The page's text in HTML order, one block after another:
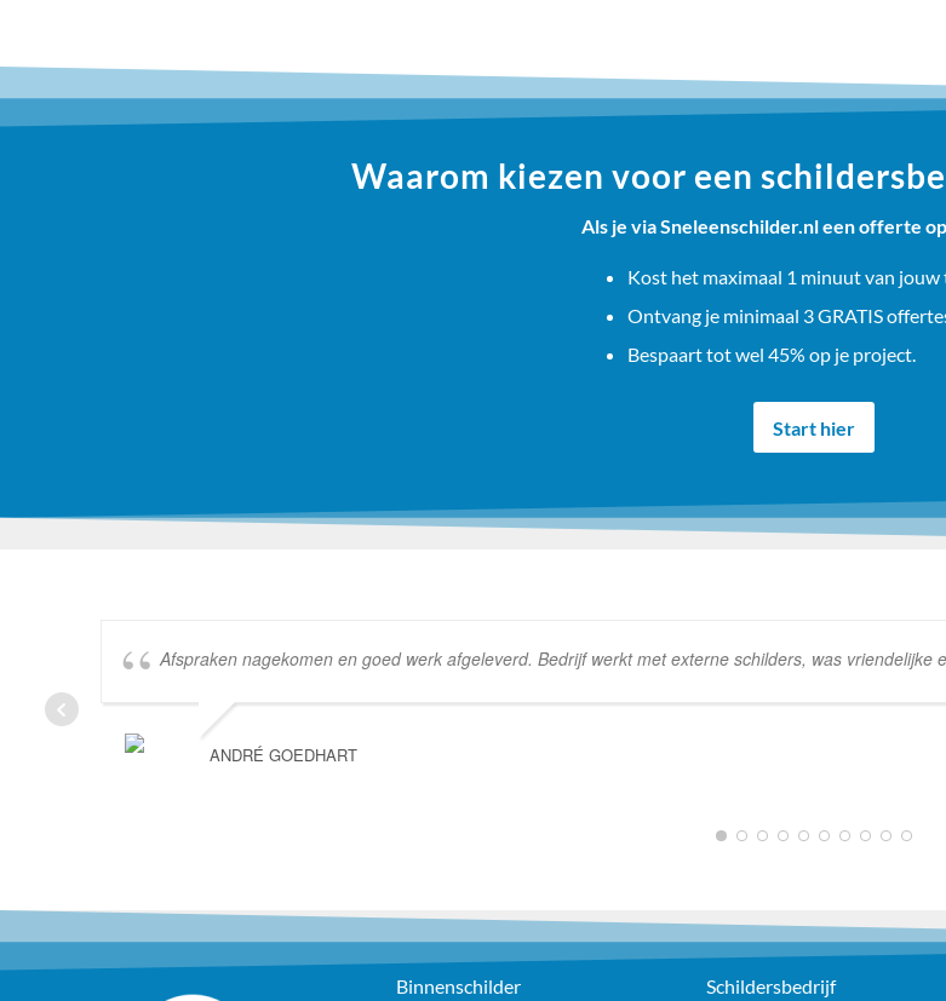
Waarom kiezen voor een
Als je via Sneleenschilder.nl een offerte
Kost het maximaal 1 minuut van jouw
Ontvang je minimaal 3 GRATIS
Bespaart tot wel 45% op je project.
Start hier
Afspraken nagekomen en goed werk afgeleverd. Bedrijf werkt met externe schilders, was vriendelijke
ANDRÉ GOEDHART
1 2 3 4 5 6 7 8 9 10
Binnenschilder Schildersbedrijf